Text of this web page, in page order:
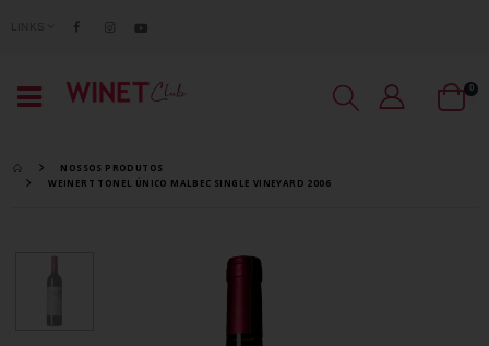
LINKS
0
NOSSOS PRODUTOS
WEINERT TONEL ÚNICO MALBEC SINGLE VINEYARD 2006